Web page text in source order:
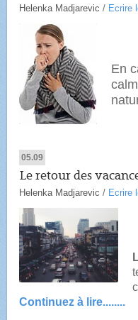
Helenka Madjarevic / Ecrire
En
05.09
Le retour des
Helenka Madjarevic / Ecrire
Continuez à lire........